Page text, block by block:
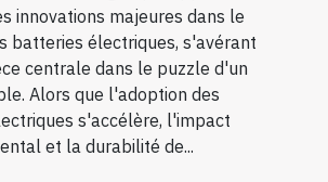
innovations majeures dans le
batteries électriques, s'avérant
centrale dans le puzzle d'un
Alors que l'adoption des
s'accélère, l'impact
et la durabilité de...